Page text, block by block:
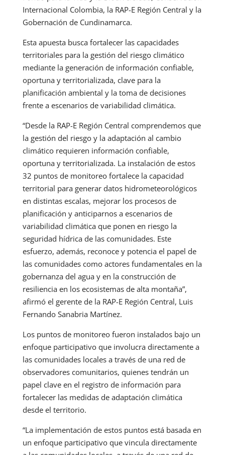
Internacional Colombia, la RAP-E Región Central y la
Gobernación de Cundinamarca.
Esta apuesta busca fortalecer las capacidades
territoriales para la gestión del riesgo climático
mediante la generación de información confiable,
oportuna y territorializada, clave para la
planificación ambiental y la toma de decisiones
frente a escenarios de variabilidad climática.
“Desde la RAP-E Región Central comprendemos que
la gestión del riesgo y la adaptación al cambio
climático requieren información confiable,
oportuna y territorializada. La instalación de estos
32 puntos de monitoreo fortalece la capacidad
territorial para generar datos hidrometeorológicos
en distintas escalas, mejorar los procesos de
planificación y anticiparnos a escenarios de
variabilidad climática que ponen en riesgo la
seguridad hídrica de las comunidades. Este
esfuerzo, además, reconoce y potencia el papel de
las comunidades como actores fundamentales en la
gobernanza del agua y en la construcción de
resiliencia en los ecosistemas de alta montaña”,
afirmó el gerente de la RAP-E Región Central, Luis
Fernando Sanabria Martínez.
Los puntos de monitoreo fueron instalados bajo un
enfoque participativo que involucra directamente a
las comunidades locales a través de una red de
observadores comunitarios, quienes tendrán un
papel clave en el registro de información para
fortalecer las medidas de adaptación climática
desde el territorio.
“La implementación de estos puntos está basada en
un enfoque participativo que vincula directamente